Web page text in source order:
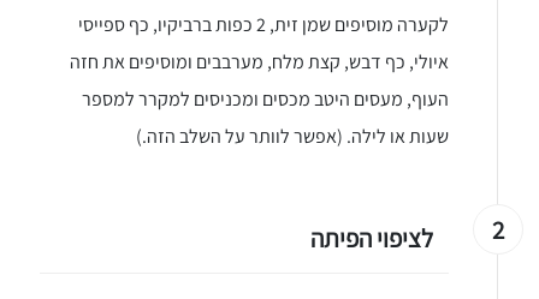
לקערה מוסיפים שמן זית, 2 כפות ברביקיו, כף ספייסי
איולי, כף דבש, קצת מלח, מערבבים ומוסיפים את חזה
העוף, מעסים היטב מכסים ומכניסים למקרר למספר
שעות או לילה. (אפשר לוותר על השלב הזה.)
2 לציפוי הפיתה